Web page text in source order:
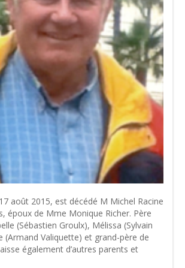
août 2015, est décédé M Michel Racine
époux de Mme Monique Richer. Père
(Sébastien Groulx), Mélissa (Sylvain
(Armand Valiquette) et grand-père de
également d’autres parents et